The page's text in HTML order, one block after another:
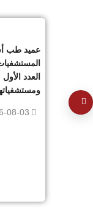
عميد طب
العدد
08-03